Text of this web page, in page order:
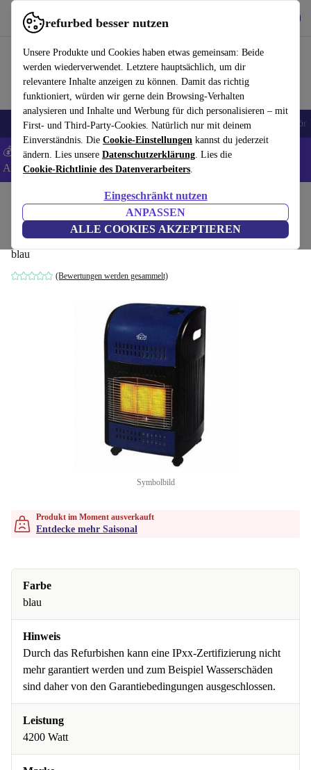
refurbed besser nutzen
Unsere Produkte und Cookies haben etwas gemeinsam: Beide
werden wiederverwendet. Letztere hauptsächlich, um dir
relevantere Inhalte anzeigen zu können. Damit das richtig
funktioniert, würden wir gerne dein Browsing-Verhalten
analysieren und Inhalte und Werbung für dich personalisieren – mit
First- und Third-Party-Cookies. Natürlich nur mit deinem
Einverständnis. Die Cookie-Einstellungen kannst du jederzeit
ändern. Lies unsere Datenschutzerklärung. Lies die
Cookie-Richtlinie des Datenverarbeiters.
Eingeschränkt nutzen
ANPASSEN
ALLE COOKIES AKZEPTIEREN
refurbed schnell und einfach nutzen
🎒 Back to school Handys Laptops Tablets Smartwatches Zubehör
💰 Extra -5% auf Samsung- und Google-Smartphones - Code:
ANDROID5 -AGB
Haushalt Luftbehandlung & Saisonal
DCG GH04 B Heizgerät
blau
(Bewertungen werden gesammelt)
Symbolbild
Produkt im Moment ausverkauft
Entdecke mehr Saisonal
Farbe
blau
Hinweis
Durch das Refurbishen kann eine IPxx-Zertifizierung nicht
mehr garantiert werden und zum Beispiel Wasserschäden
sind daher von den Garantiebedingungen ausgeschlossen.
Leistung
4200 Watt